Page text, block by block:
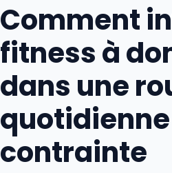
Comment
fitness à
dans une
contrainte